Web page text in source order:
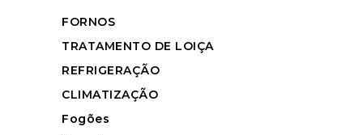
FORNOS
TRATAMENTO DE LOIÇA
REFRIGERAÇÃO
CLIMATIZAÇÃO
Fogões